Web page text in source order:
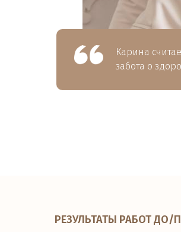
Карина
забота о
РЕЗУЛЬТАТЫ РАБОТ ДО/